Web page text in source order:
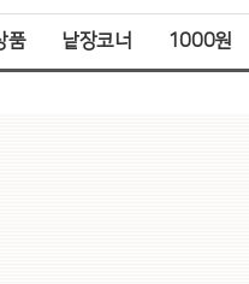
품 낱장코너 1000원